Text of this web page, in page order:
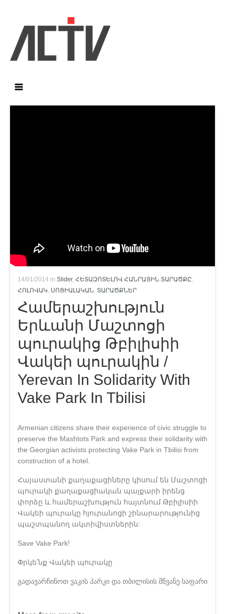
14/01/2014 in Slider, ՀԵՏԱԶՈՏԵԼՈՎ ՀԱՆՐԱՅԻՆ ՏԱՐԱԾՔԸ
ՀՈԼՈՎԱԿ ՍՈՑԻԱԼԱԿԱՆ ՏԱՐԱԾՔՆԵՐ
Համերաշխություն
Երևանի Մաշտոցի
պուրակից Թբիլիսիի
Վակեի պուրակին /
Yerevan In Solidarity With
Vake Park In Tbilisi
Armenian citizens share their experience of civic struggle to
preserve the Mashtots Park and express their solidarity with
the Georgian activists protecting Vake Park in Tbilisi from
construction of a hotel.
Հայաստանի քաղաքացիները կիսում են Մաշտոցի
պուրակի քաղաքացիական պայքարի իրենց
փորձը և համերաշխություն հայտնում Թբիլիսիի
Վակեի պուրակը հյուրանոցի շինարարությունից
պաշտպանող ակտիվիստներին:
Save Vake Park!
Փրկե՛նք Վակեի պուրակը
გადავარჩინოთ ვაკის პარკი და თბილისის მწვანე საფარი